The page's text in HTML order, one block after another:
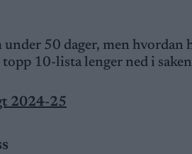
50 dager, men hvordan
topp 10-lista lenger ned i
2024-25